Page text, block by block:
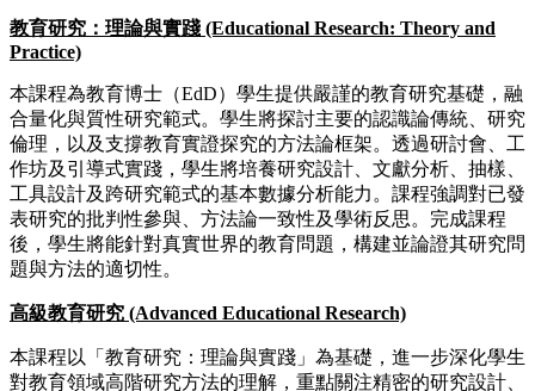
教育研究：理論與實踐 (Educational Research: Theory and
Practice)
本課程為教育博士（EdD）學生提供嚴謹的教育研究基礎，融
合量化與質性研究範式。學生將探討主要的認識論傳統、研究
倫理，以及支撐教育實證探究的方法論框架。透過研討會、工
作坊及引導式實踐，學生將培養研究設計、文獻分析、抽樣、
工具設計及跨研究範式的基本數據分析能力。課程強調對已發
表研究的批判性參與、方法論一致性及學術反思。完成課程
後，學生將能針對真實世界的教育問題，構建並論證其研究問
題與方法的適切性。
高級教育研究 (Advanced Educational Research)
本課程以「教育研究：理論與實踐」為基礎，進一步深化學生
對教育領域高階研究方法的理解，重點關注精密的研究設計、